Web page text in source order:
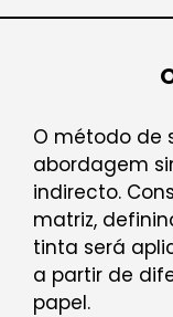
O método de
abordagem
indirecto.
matriz,
tinta será
a partir de
papel.